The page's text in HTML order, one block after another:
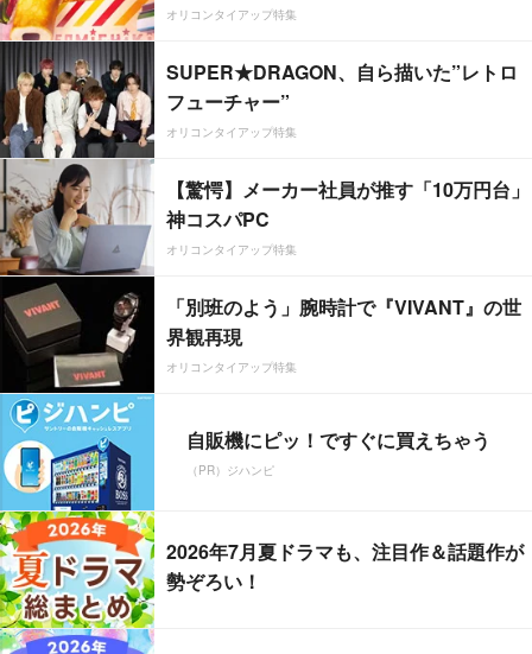
オリコンタイアップ特集
SUPER★DRAGON、自ら描いた”レトロ
フューチャー”
オリコンタイアップ特集
【驚愕】メーカー社員が推す「10万円台」
神コスパPC
オリコンタイアップ特集
「別班のよう」腕時計で『VIVANT』の世
界観再現
オリコンタイアップ特集
自販機にピッ！ですぐに買えちゃう
（PR）ジハンピ
2026年7月夏ドラマも、注目作＆話題作が
勢ぞろい！